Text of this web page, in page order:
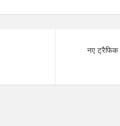
नए ट्रैफिक